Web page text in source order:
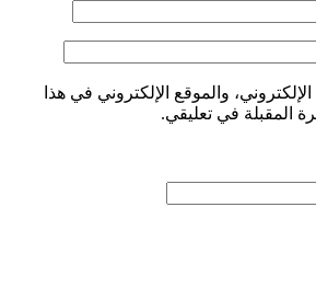
والموقع الإلكتروني في هذا
المقبلة في تعليقي.